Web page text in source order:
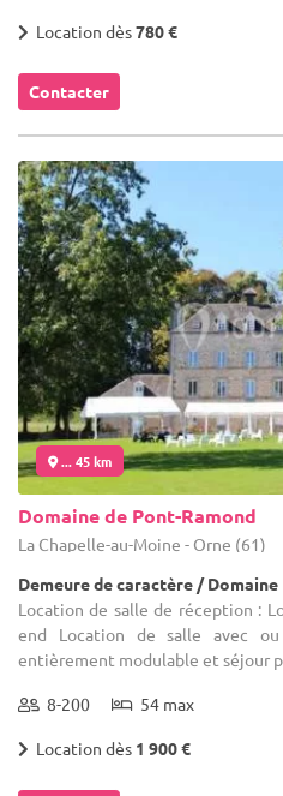
Location dès780 €
Contacter
... 45 km
Domaine de Pont-Ramond
La Chapelle-au-Moine - Orne (61)
Demeure de caractère / Domaine
Location de salle de réception :
end Location de salle avec ou
entièrement modulable et séjour
8-200 54 max
Location dès 1 900 €